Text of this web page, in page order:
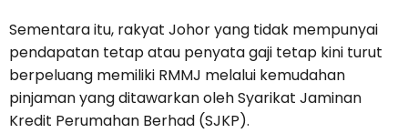
Sementara itu, rakyat Johor yang tidak mempunyai
pendapatan tetap atau penyata gaji tetap kini turut
berpeluang memiliki RMMJ melalui kemudahan
pinjaman yang ditawarkan oleh Syarikat Jaminan
Kredit Perumahan Berhad (SJKP).